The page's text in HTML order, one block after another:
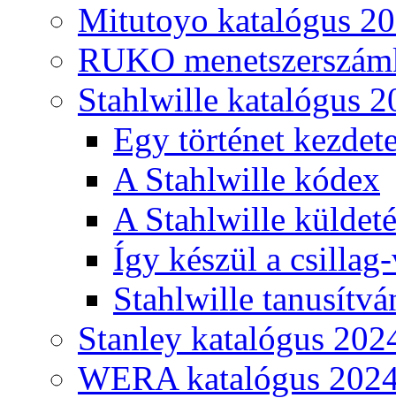
Mitutoyo katalógus
RUKO
Stahlwille katalógus
Egy történet
A Stahlwille kódex
A Stahlwille
Így készül a
Stahlwille
Stanley katalógus
WERA katalógus